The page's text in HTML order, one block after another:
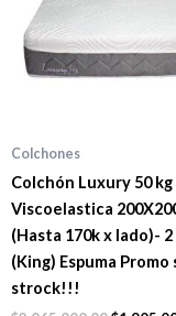
Colchones
Colchón Luxury 50 kg
Viscoelastica
(Hasta 170k x lado)-
(King) Espuma Promo
strock!!!